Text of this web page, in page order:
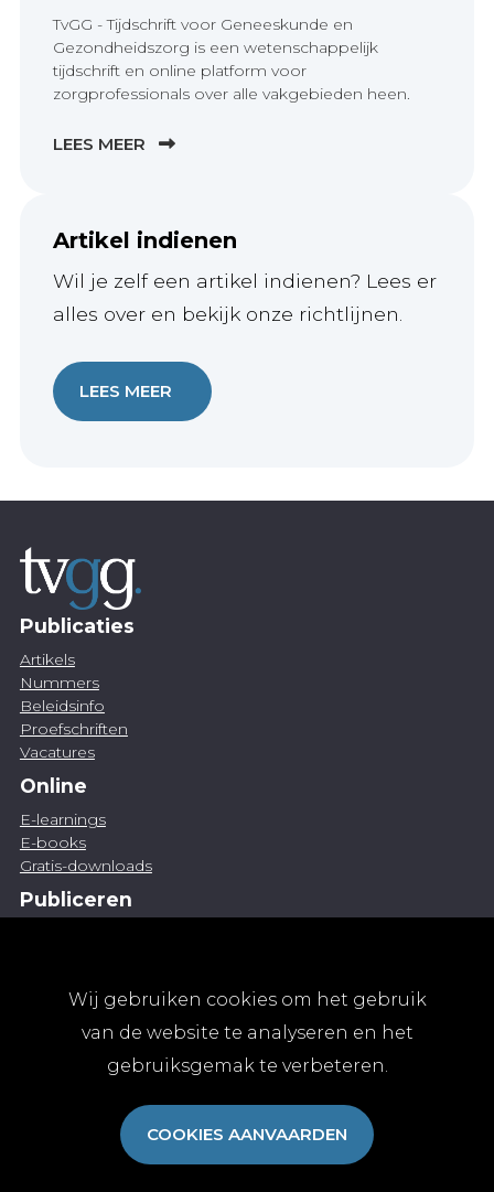
Wij gebruiken cookies om het gebruik
van de website te analyseren en het
gebruiksgemak te verbeteren.
COOKIES AANVAARDEN
TvGG - Tijdschrift voor Geneeskunde en
Gezondheidszorg is een wetenschappelijk
tijdschrift en online platform voor
zorgprofessionals over alle vakgebieden heen.
LEES MEER
Artikel indienen
Wil je zelf een artikel indienen? Lees er
alles over en bekijk onze richtlijnen.
LEES MEER
Publicaties
Artikels
Nummers
Beleidsinfo
Proefschriften
Vacatures
Online
E-learnings
E-books
Gratis-downloads
Publiceren
Abonnementen
Algemene abonnementsvoorwaarden